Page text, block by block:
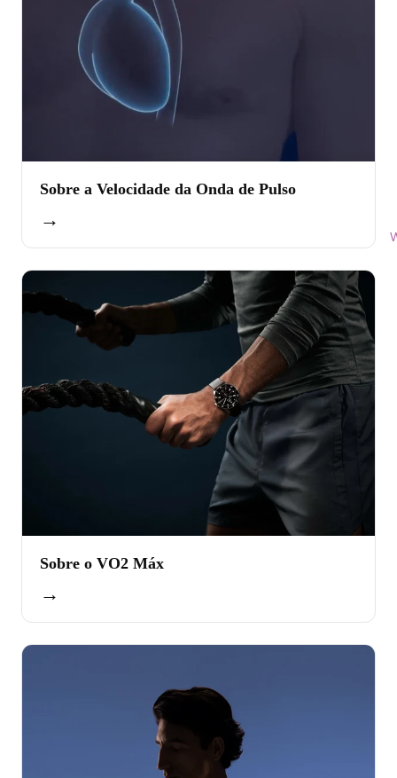
Sobre a Velocidade da Onda de Pulso
→
Sobre o VO2 Máx
→